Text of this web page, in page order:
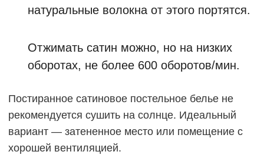
натуральные волокна от этого портятся.
Отжимать сатин можно, но на низких
оборотах, не более 600 оборотов/мин.
Постиранное сатиновое постельное белье не
рекомендуется сушить на солнце. Идеальный
вариант — затененное место или помещение с
хорошей вентиляцией.